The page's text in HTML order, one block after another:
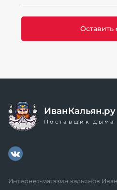
ИванКальян.ру
Поставщик дыма
Интернет-магазин кальянов